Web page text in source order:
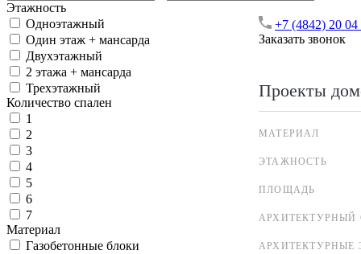
+7 (4842) 20 04
Заказать звонок
Проекты
МАТЕРИАЛ
ЭТАЖНОСТЬ
ПЛОЩАДЬ
АРХИТЕКТУРНЫЙ
АРХИТЕКТУРНЫЕ
Этажность
Одноэтажный
Один этаж + мансарда
Двухэтажный
2 этажа + мансарда
Трехэтажный
Количество спален
1
2
3
4
5
6
7
Материал
Газобетонные блоки